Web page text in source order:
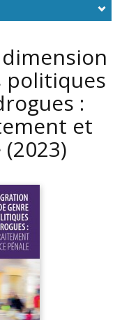
politiques
:
et
(2023)